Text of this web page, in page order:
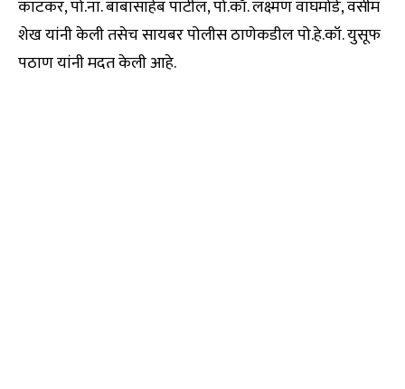
काटकर, पो.ना. बाबासाहेब पाटील, पो.कॉ. लक्ष्मण वाघमोडे, वसीम
शेख यांनी केली तसेच सायबर पोलीस ठाणेकडील पो.हे.कॉ. युसूफ
पठाण यांनी मदत केली आहे.